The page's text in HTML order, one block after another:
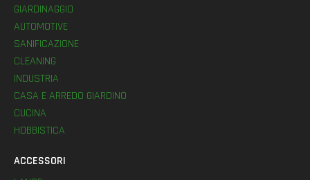
GIARDINAGGIO
AUTOMOTIVE
SANIFICAZIONE
CLEANING
INDUSTRIA
CASA E ARREDO GIARDINO
CUCINA
HOBBISTICA
ACCESSORI